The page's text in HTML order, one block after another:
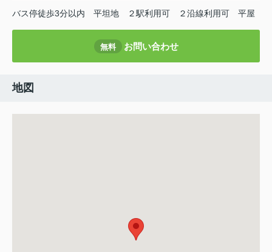
バス停徒歩3分以内 平坦地 ２駅利用可 ２沿線利用可 平屋
無料 お問い合わせ
地図